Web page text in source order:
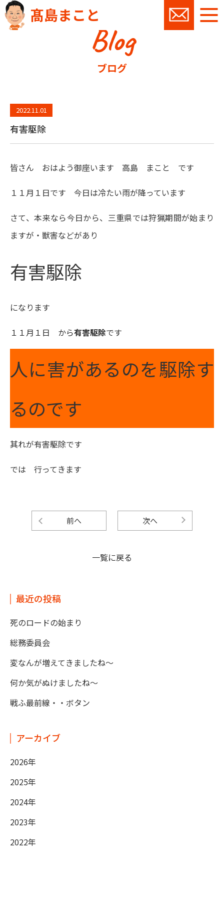
髙島まこと
Blog
ブログ
2022.11.01
有害駆除
皆さん おはよう御座います 高島 まこと です
１１月１日です 今日は冷たい雨が降っています
さて、本来なら今日から、三重県では狩猟期間が始まり
ますが・獣害などがあり
有害駆除
になります
１１月１日 から有害駆除です
人に害があるのを駆除す
るのです
其れが有害駆除です
では 行ってきます
前へ 次へ
一覧に戻る
最近の投稿
死のロードの始まり
総務委員会
変なんが増えてきましたね～
何か気がぬけましたね～
戦ふ最前線・・ボタン
アーカイブ
2026年
2025年
2024年
2023年
2022年